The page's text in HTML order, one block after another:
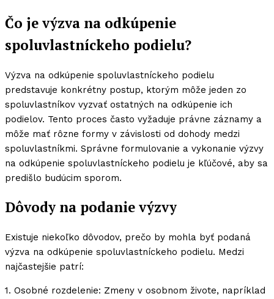
Čo je výzva na odkúpenie
spoluvlastníckeho podielu?
Výzva na odkúpenie spoluvlastníckeho podielu
predstavuje konkrétny postup, ktorým môže jeden zo
spoluvlastníkov vyzvať ostatných na odkúpenie ich
podielov. Tento proces často vyžaduje právne záznamy a
môže mať rôzne formy v závislosti od dohody medzi
spoluvlastníkmi. Správne formulovanie a vykonanie výzvy
na odkúpenie spoluvlastníckeho podielu je kľúčové, aby sa
predišlo budúcim sporom.
Dôvody na podanie výzvy
Existuje niekoľko dôvodov, prečo by mohla byť podaná
výzva na odkúpenie spoluvlastníckeho podielu. Medzi
najčastejšie patrí:
1. Osobné rozdelenie: Zmeny v osobnom živote, napríklad